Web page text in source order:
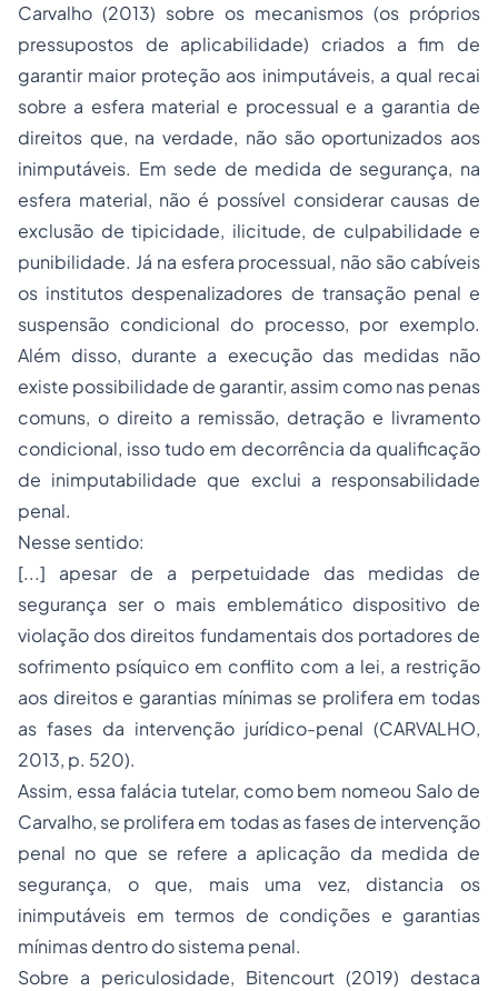
Carvalho (2013) sobre os mecanismos (os próprios
pressupostos de aplicabilidade) criados a fim de
garantir maior proteção aos inimputáveis, a qual recai
sobre a esfera material e processual e a garantia de
direitos que, na verdade, não são oportunizados aos
inimputáveis. Em sede de medida de segurança, na
esfera material, não é possível considerar causas de
exclusão de tipicidade, ilicitude, de culpabilidade e
punibilidade. Já na esfera processual, não são cabíveis
os institutos despenalizadores de transação penal e
suspensão condicional do processo, por exemplo.
Além disso, durante a execução das medidas não
existe possibilidade de garantir, assim como nas penas
comuns, o direito a remissão, detração e livramento
condicional, isso tudo em decorrência da qualificação
de inimputabilidade que exclui a responsabilidade
penal.
Nesse sentido:
[...] apesar de a perpetuidade das medidas de
segurança ser o mais emblemático dispositivo de
violação dos direitos fundamentais dos portadores de
sofrimento psíquico em conflito com a lei, a restrição
aos direitos e garantias mínimas se prolifera em todas
as fases da intervenção jurídico-penal (CARVALHO,
2013, p. 520).
Assim, essa falácia tutelar, como bem nomeou Salo de
Carvalho, se prolifera em todas as fases de intervenção
penal no que se refere a aplicação da medida de
segurança, o que, mais uma vez, distancia os
inimputáveis em termos de condições e garantias
mínimas dentro do sistema penal.
Sobre a periculosidade, Bitencourt (2019) destaca